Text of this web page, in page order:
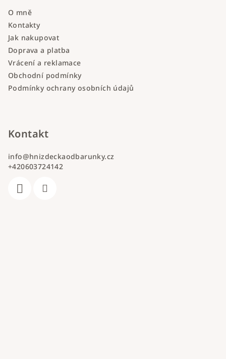
O mně
Kontakty
Jak nakupovat
Doprava a platba
Vrácení a reklamace
Obchodní podmínky
Podmínky ochrany osobních údajů
Kontakt
info@hnizdeckaodbarunky.cz
+420603724142